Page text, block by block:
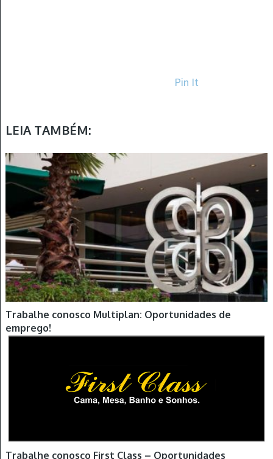
Pin It
LEIA TAMBÉM:
Trabalhe conosco Multiplan: Oportunidades de
emprego!
Trabalhe conosco First Class – Oportunidades